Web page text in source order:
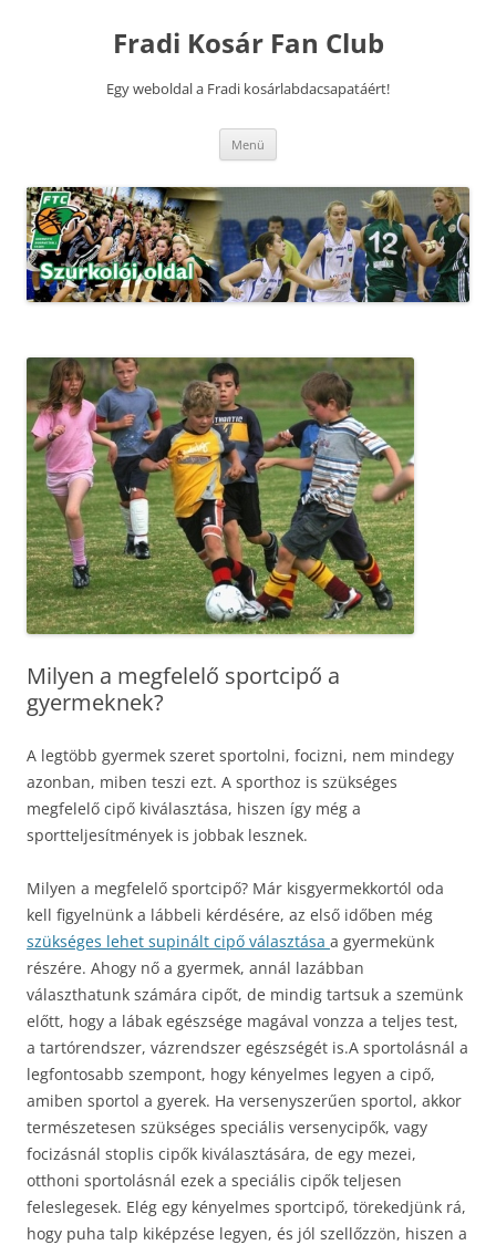
Fradi Kosár Fan Club
Egy weboldal a Fradi kosárlabdacsapatáért!
Menü
Milyen a megfelelő sportcipő a
gyermeknek?
A legtöbb gyermek szeret sportolni, focizni, nem mindegy
azonban, miben teszi ezt. A sporthoz is szükséges
megfelelő cipő kiválasztása, hiszen így még a
sportteljesítmények is jobbak lesznek.
Milyen a megfelelő sportcipő? Már kisgyermekkortól oda
kell figyelnünk a lábbeli kérdésére, az első időben még
szükséges lehet supinált cipő választása a gyermekünk
részére. Ahogy nő a gyermek, annál lazábban
választhatunk számára cipőt, de mindig tartsuk a szemünk
előtt, hogy a lábak egészsége magával vonzza a teljes test,
a tartórendszer, vázrendszer egészségét is.A sportolásnál a
legfontosabb szempont, hogy kényelmes legyen a cipő,
amiben sportol a gyerek. Ha versenyszerűen sportol, akkor
természetesen szükséges speciális versenycipők, vagy
focizásnál stoplis cipők kiválasztására, de egy mezei,
otthoni sportolásnál ezek a speciális cipők teljesen
feleslegesek. Elég egy kényelmes sportcipő, törekedjünk rá,
hogy puha talp kiképzése legyen, és jól szellőzzön, hiszen a